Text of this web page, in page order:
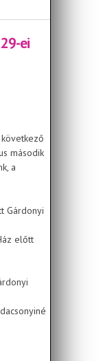
ei
második
a
Gárdonyi
előtt